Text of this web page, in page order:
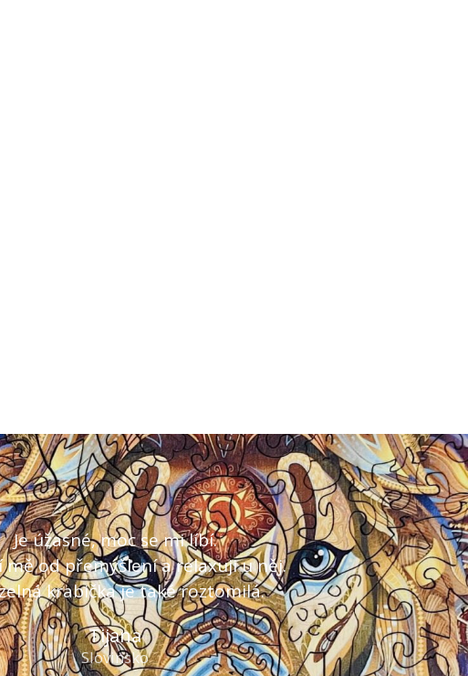
Je úžasné, moc se mi líbí.
mě od přemýšlení a relaxuji u něj.
krabička je také roztomilá.
Tijana
Slovinsko